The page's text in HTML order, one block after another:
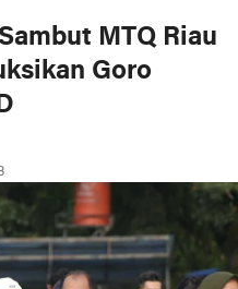
MTQ Riau
Goro